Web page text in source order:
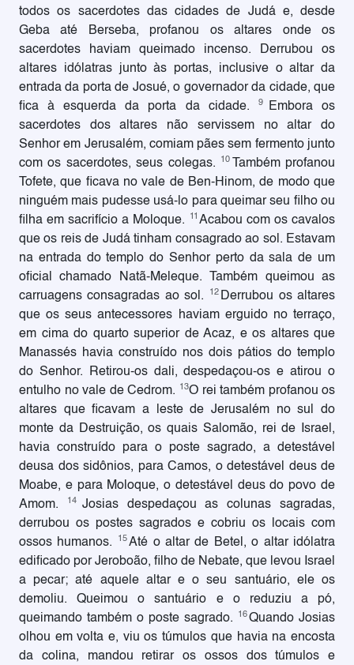
todos os sacerdotes das cidades de Judá e, desde
Geba até Berseba, profanou os altares onde os
sacerdotes haviam queimado incenso. Derrubou os
altares idólatras junto às portas, inclusive o altar da
entrada da porta de Josué, o governador da cidade, que
fica à esquerda da porta da cidade.
9
Embora os
sacerdotes dos altares não servissem no altar do
Senhor em Jerusalém, comiam pães sem fermento junto
com os sacerdotes, seus colegas.
10
Também profanou
Tofete, que ficava no vale de Ben-Hinom, de modo que
ninguém mais pudesse usá-lo para queimar seu filho ou
filha em sacrifício a Moloque.
11 Acabou com os cavalos
que os reis de Judá tinham consagrado ao sol. Estavam
na entrada do templo do Senhor perto da sala de um
oficial chamado Natã-Meleque. Também queimou as
carruagens consagradas ao sol.
12 Derrubou os altares
que os seus antecessores haviam erguido no terraço,
em cima do quarto superior de Acaz, e os altares que
Manassés havia construído nos dois pátios do templo
do Senhor. Retirou-os dali, despedaçou-os e atirou o
entulho no vale de Cedrom. 13O rei também profanou os
altares que ficavam a leste de Jerusalém no sul do
monte da Destruição, os quais Salomão, rei de Israel,
havia construído para o poste sagrado, a detestável
deusa dos sidônios, para Camos, o detestável deus de
Moabe, e para Moloque, o detestável deus do povo de
Amom.
14 Josias despedaçou as colunas sagradas,
derrubou os postes sagrados e cobriu os locais com
ossos humanos.
15 Até o altar de Betel, o altar idólatra
edificado por Jeroboão, filho de Nebate, que levou Israel
a pecar; até aquele altar e o seu santuário, ele os
demoliu. Queimou o santuário e o reduziu a pó,
queimando também o poste sagrado.
16Quando Josias
olhou em volta e, viu os túmulos que havia na encosta
da colina, mandou retirar os ossos dos túmulos e